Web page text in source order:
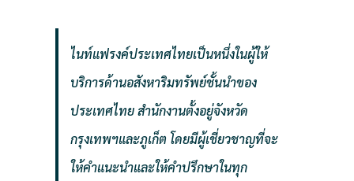
ไนท์แฟรงค์ประเทศไทยเป็นหนึ่งในผู้ให้
บริการด้านอสังหาริมทรัพย์ชั้นนำของ
ประเทศไทย สำนักงานตั้งอยู่จังหวัด
กรุงเทพฯและภูเก็ต โดยมีผู้เชี่ยวชาญที่จะ
ให้คำแนะนำและให้คำปรึกษาในทุก